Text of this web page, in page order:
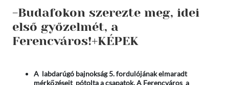
-Budafokon szerezte meg, idei
első győzelmét, a
Ferencváros!+KÉPEK
A labdarúgó bajnokság 5. fordulójának elmaradt
mérkőzéseit pótolta a csapatok. A Ferencváros a